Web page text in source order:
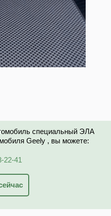
специальный ЭЛА
Gееly , вы можете:
22-41